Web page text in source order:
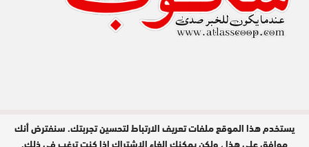
مدير النشر : عبد الله عزي / جميع الحقوق
محفوظة © 2026
يستخدم هذا الموقع ملفات تعريف الارتباط لتحسين تجربتك. سنفترض أنك